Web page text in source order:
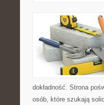
dokładność. Strona
osób, które szukają